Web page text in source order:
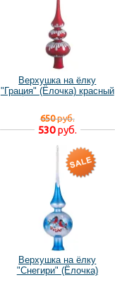
Верхушка на ёлку
"Грация" (Ёлочка) красный
650руб.
530руб.
Верхушка на ёлку
"Снегири" (Ёлочка)